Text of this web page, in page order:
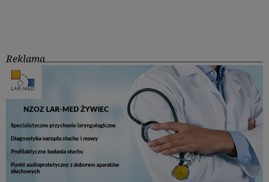
Reklama